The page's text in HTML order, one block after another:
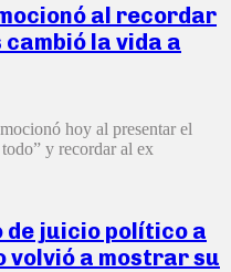
al recordar
la vida a
hoy al presentar el
y recordar al ex
de juicio político a
volvió a mostrar su